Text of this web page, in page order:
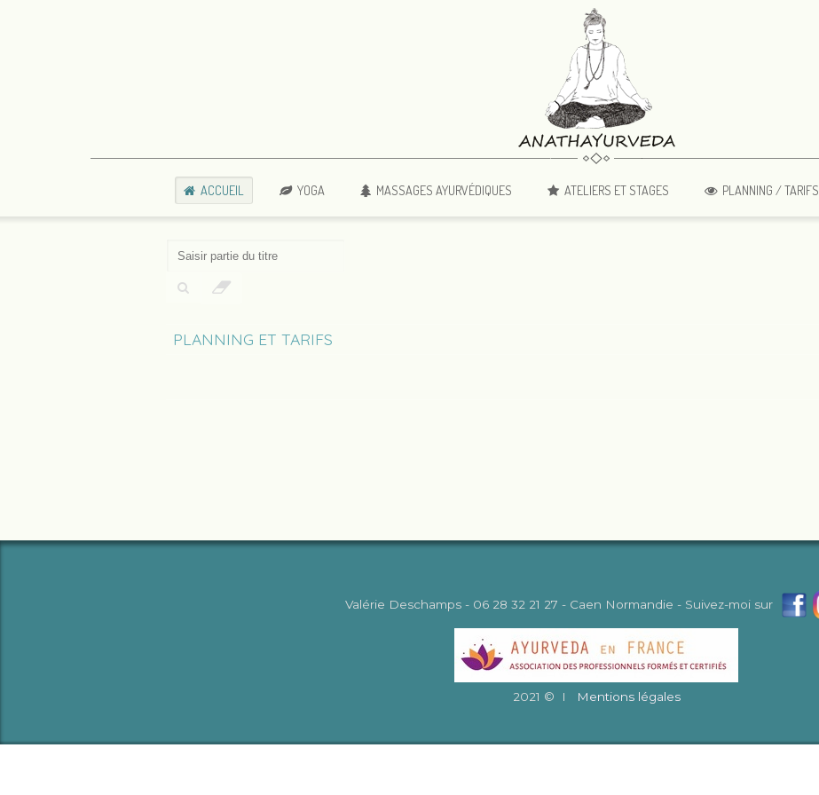
ACCUEIL YOGA MASSAGES AYURVÉDIQUES ATELIERS ET STAGES PLANNING / TARIFS
PLANNING ET TARIFS
Valérie Deschamps - 06 28 32 21 27 - Caen Normandie - Suivez-moi sur
2021 © I Mentions légales